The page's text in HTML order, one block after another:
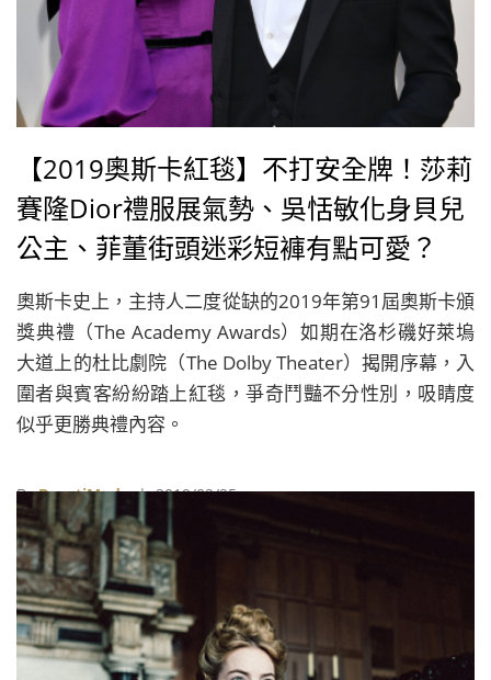
【2019奧斯卡紅毯】不打安全牌！莎莉
賽隆Dior禮服展氣勢、吳恬敏化身貝兒
公主、菲董街頭迷彩短褲有點可愛？
奧斯卡史上，主持人二度從缺的2019年第91屆奧斯卡頒
獎典禮（The Academy Awards）如期在洛杉磯好萊塢
大道上的杜比劇院（The Dolby Theater）揭開序幕，入
圍者與賓客紛紛踏上紅毯，爭奇鬥豔不分性別，吸睛度
似乎更勝典禮內容。
ByBeautiMode| 2019/02/25